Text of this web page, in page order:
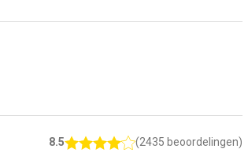
8.5 (2435 beoordelingen)